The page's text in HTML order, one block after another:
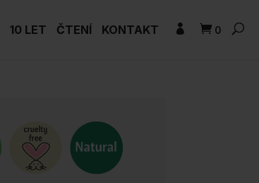
10 LET ČTENÍ KONTAKT 0